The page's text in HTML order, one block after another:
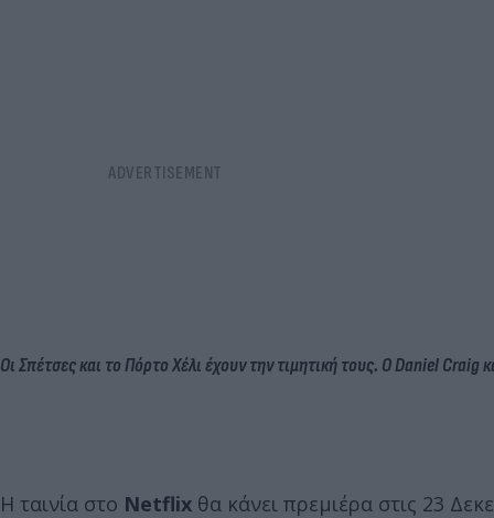
Οι Σπέτσες και το Πόρτο Χέλι έχουν την τιμητική τους. Ο Daniel
H ταινία στο Netflix θα κάνει πρεμιέρα στις 23